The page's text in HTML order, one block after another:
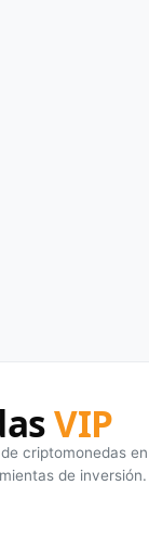
VIP
criptomonedas en
de inversión.